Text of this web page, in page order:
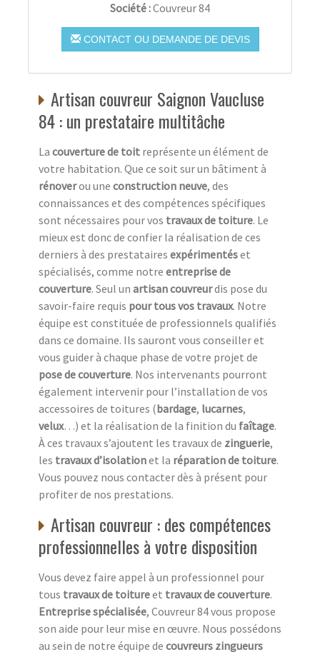
Société :Couvreur 84
CONTACT OU DEMANDE DE DEVIS
Artisan couvreur Saignon Vaucluse
84 : un prestataire multitâche
La couverture de toit représente un élément de
votre habitation. Que ce soit sur un bâtiment à
rénoverou une construction neuve, des
connaissances et des compétences spécifiques
sont nécessaires pour vos travaux de toiture. Le
mieux est donc de confier la réalisation de ces
derniers à des prestataires expérimentéset
spécialisés, comme notre entreprise de
couverture. Seul un artisan couvreurdis pose du
savoir-faire requis pour tous vos travaux. Notre
équipe est constituée de professionnels qualifiés
dans ce domaine. Ils sauront vous conseiller et
vous guider à chaque phase de votre projet de
pose de couverture. Nos intervenants pourront
également intervenir pour l’installation de vos
accessoires de toitures (bardage, lucarnes,
velux…) et la réalisation de la finition du faîtage.
À ces travaux s’ajoutent les travaux de zinguerie,
les travaux d’isolationet la réparation de toiture.
Vous pouvez nous contacter dès à présent pour
profiter de nos prestations.
Artisan couvreur : des compétences
professionnelles à votre disposition
Vous devez faire appel à un professionnel pour
tous travaux de toitureet travaux de couverture.
Entreprise spécialisée, Couvreur 84 vous propose
son aide pour leur mise en œuvre. Nous possédons
au sein de notre équipe de couvreurs zingueurs